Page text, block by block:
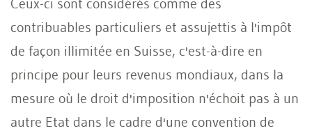
Ceux-ci sont considérés comme des
contribuables particuliers et assujettis à l'impôt
de façon illimitée en Suisse, c'est-à-dire en
principe pour leurs revenus mondiaux, dans la
mesure où le droit d'imposition n'échoit pas à un
autre Etat dans le cadre d'une convention de